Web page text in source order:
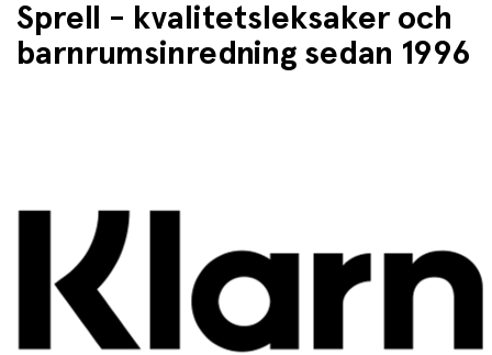
Sprell - kvalitetsleksaker och
barnrumsinredning sedan 1996